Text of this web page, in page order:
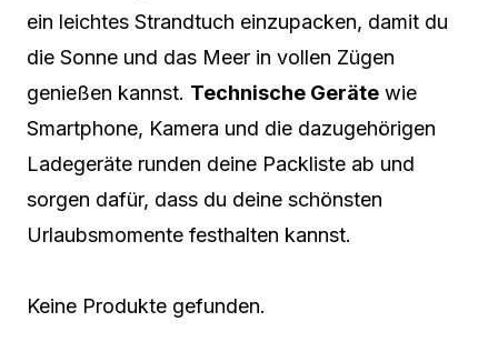
ein leichtes Strandtuch einzupacken, damit du
die Sonne und das Meer in vollen Zügen
genießen kannst. Technische Geräte wie
Smartphone, Kamera und die dazugehörigen
Ladegeräte runden deine Packliste ab und
sorgen dafür, dass du deine schönsten
Urlaubsmomente festhalten kannst.
Keine Produkte gefunden.